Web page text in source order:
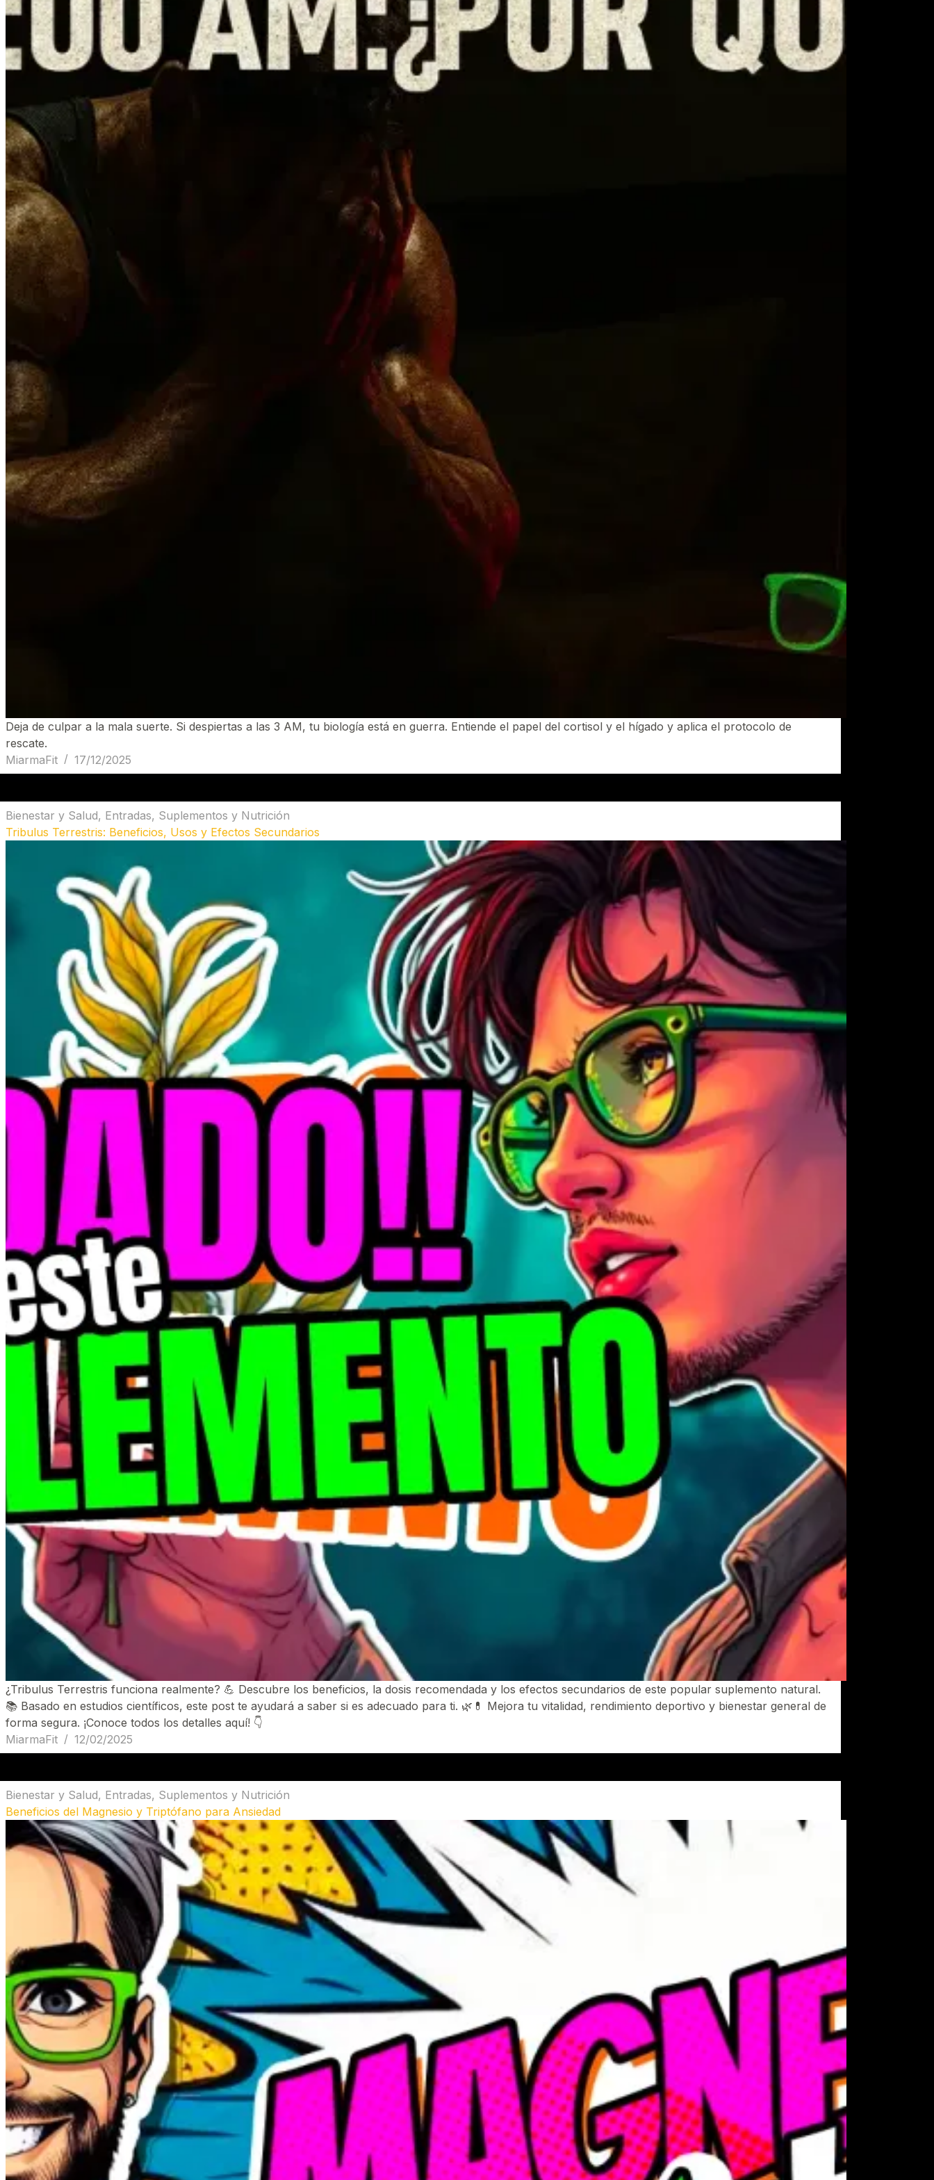
Deja de culpar a la mala suerte. Si despiertas a las 3 AM, tu biología está en guerra. Entiende el papel del cortisol y el hígado y aplica el protocolo de
rescate.
MiarmaFit
17/12/2025
Bienestar y Salud, Entradas, Suplementos y Nutrición
Tribulus Terrestris: Beneficios, Usos y Efectos Secundarios
¿Tribulus Terrestris funciona realmente? 💪 Descubre los beneficios, la dosis recomendada y los efectos secundarios de este popular suplemento natural.
📚 Basado en estudios científicos, este post te ayudará a saber si es adecuado para ti. 🌿💊 Mejora tu vitalidad, rendimiento deportivo y bienestar general de
forma segura. ¡Conoce todos los detalles aquí! 👇
MiarmaFit
12/02/2025
Bienestar y Salud, Entradas, Suplementos y Nutrición
Beneficios del Magnesio y Triptófano para Ansiedad